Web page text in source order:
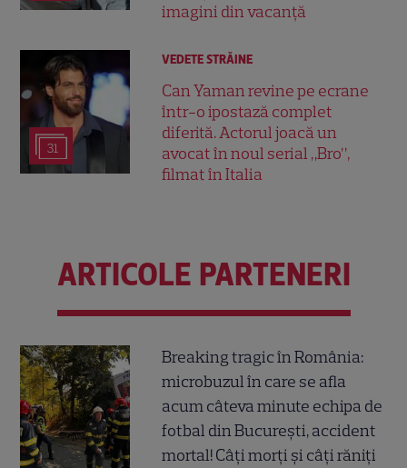
imagini din vacanță
31
VEDETE STRĂINE
Can Yaman revine pe ecrane
într-o ipostază complet
diferită. Actorul joacă un
avocat în noul serial „Bro”,
filmat în Italia
ARTICOLE PARTENERI
Breaking tragic în România:
microbuzul în care se afla
acum câteva minute echipa de
fotbal din București, accident
mortal! Câți morți și câți răniți